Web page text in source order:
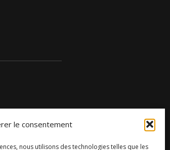
le consentement
nous utilisons des technologies telles que les